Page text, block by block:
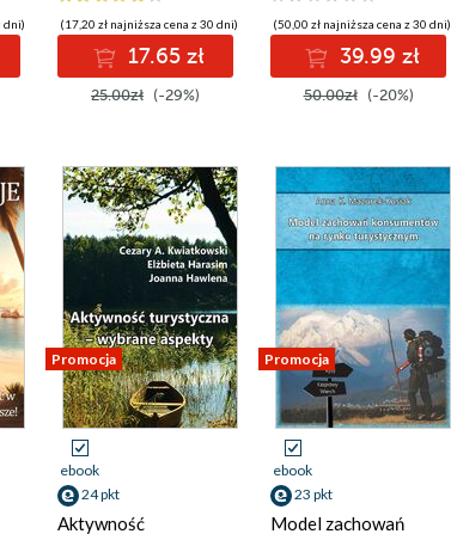
dni) (17,20 zł najniższa cena z 30 dni)
17.65 zł
25.00zł (-29%)
(50,00 zł najniższa cena z 30 dni)
39.99 zł
50.00zł (-20%)
Promocja
ebook
24 pkt
Aktywność
Promocja
ebook
23 pkt
Model zachowań